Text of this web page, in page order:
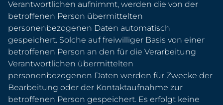
Verantwortlichen aufnimmt, werden die von der
betroffenen Person übermittelten
personenbezogenen Daten automatisch
gespeichert. Solche auf freiwilliger Basis von einer
betroffenen Person an den für die Verarbeitung
Verantwortlichen übermittelten
personenbezogenen Daten werden für Zwecke der
Bearbeitung oder der Kontaktaufnahme zur
betroffenen Person gespeichert. Es erfolgt keine